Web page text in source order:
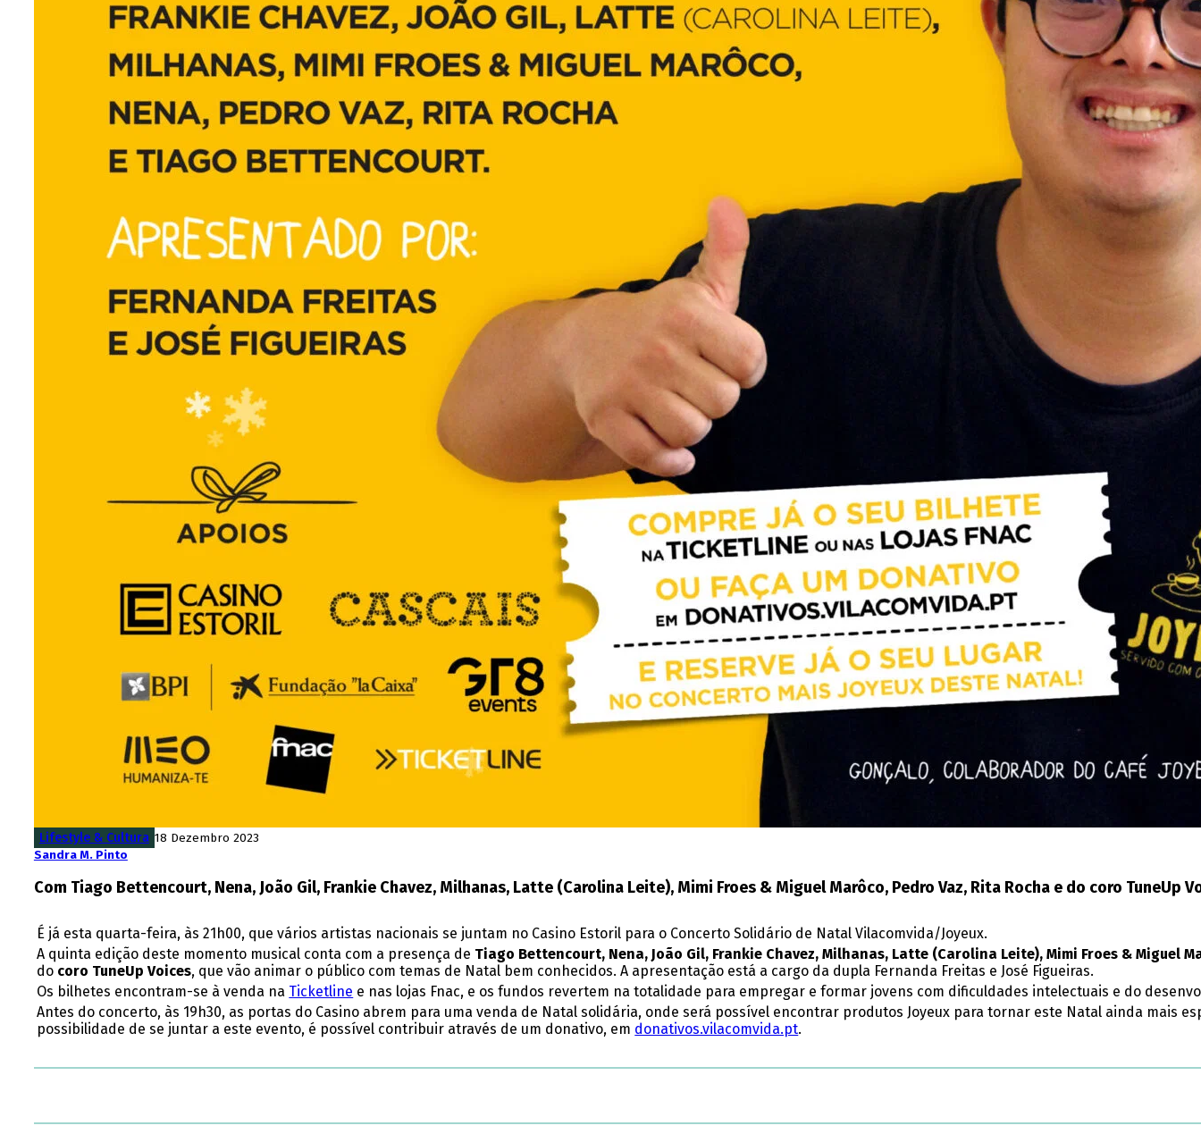
Lifestyle & Cultura 18 Dezembro 2023
Sandra M. Pinto
Com Tiago Bettencourt, Nena, João Gil, Frankie Chavez, Milhanas, Latte (Carolina Leite), Mimi Froes & Miguel Marôco, Pedro Vaz, Rita Rocha e do coro TuneUp
É já esta quarta-feira, às 21h00, que vários artistas nacionais se juntam no Casino Estoril para o Concerto Solidário de Natal Vilacomvida/Joyeux.
A quinta edição deste momento musical conta com a presença de Tiago Bettencourt, Nena, João Gil, Frankie Chavez, Milhanas, Latte (Carolina Leite), Mimi Froes & Miguel
do coro TuneUp Voices, que vão animar o público com temas de Natal bem conhecidos. A apresentação está a cargo da dupla Fernanda Freitas e José Figueiras.
Os bilhetes encontram-se à venda na Ticketline e nas lojas Fnac, e os fundos revertem na totalidade para empregar e formar jovens com dificuldades intelectuais e do
Antes do concerto, às 19h30, as portas do Casino abrem para uma venda de Natal solidária, onde será possível encontrar produtos Joyeux para tornar este Natal ainda mais
possibilidade de se juntar a este evento, é possível contribuir através de um donativo, em donativos.vilacomvida.pt.